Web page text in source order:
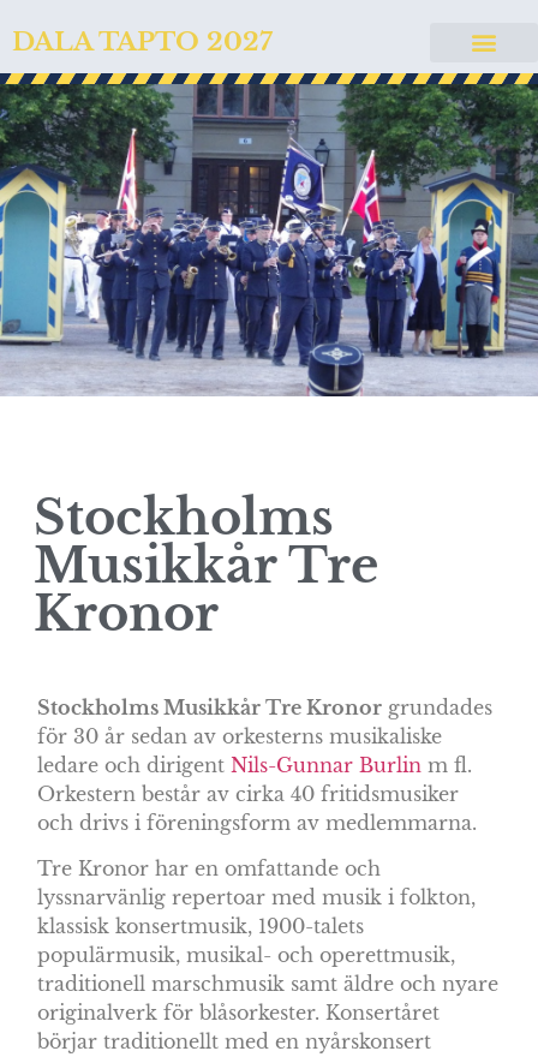
DALA TAPTO 2027
Stockholms
Musikkår Tre
Kronor
Stockholms Musikkår Tre Kronor grundades
för 30 år sedan av orkesterns musikaliske
ledare och dirigent Nils-Gunnar Burlin m fl.
Orkestern består av cirka 40 fritidsmusiker
och drivs i föreningsform av medlemmarna.
Tre Kronor har en omfattande och
lyssnarvänlig repertoar med musik i folkton,
klassisk konsertmusik, 1900-talets
populärmusik, musikal- och operettmusik,
traditionell marschmusik samt äldre och nyare
originalverk för blåsorkester. Konsertåret
börjar traditionellt med en nyårskonsert